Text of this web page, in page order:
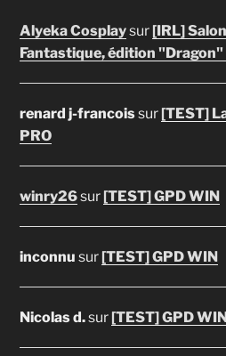
Alyeka Cosplaysur [IRL] Salon
Fantastique, édition
renard j-francoissur [TEST]
PRO
winry26sur [TEST] GPD WIN
inconnu sur [TEST] GPD WIN
Nicolas d.sur [TEST] GPD WIN